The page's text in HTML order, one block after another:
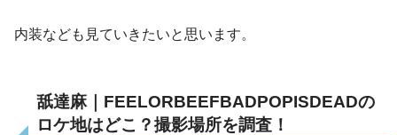
内装なども見ていきたいと思います。
舐達麻｜FEELORBEEFBADPOPISDEADの
ロケ地はどこ？撮影場所を調査！